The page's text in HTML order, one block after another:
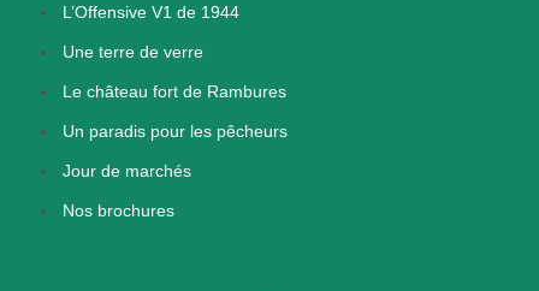
L’Offensive V1 de 1944
Une terre de verre
Le château fort de Rambures
Un paradis pour les pêcheurs
Jour de marchés
Nos brochures